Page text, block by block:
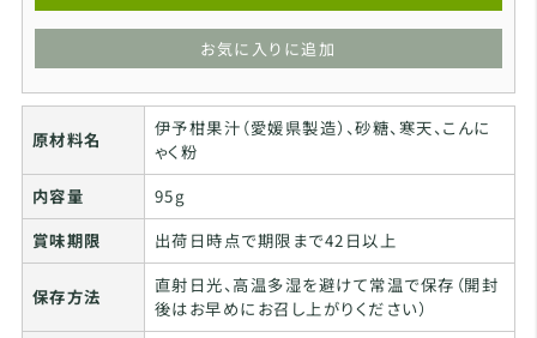
お気に入りに追加
原材料名
伊予柑果汁（愛媛県製造）、砂糖、寒天、こんに
ゃく粉
内容量
95g
賞味期限
出荷日時点で期限まで42日以上
保存方法
直射日光、高温多湿を避けて常温で保存（開封
後はお早めにお召し上がりください）